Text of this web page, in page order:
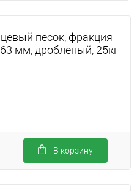
песок, фракция
мм, дробленый, 25кг
В корзину